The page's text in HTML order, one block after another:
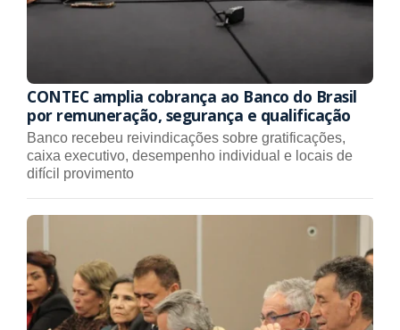
CONTEC amplia cobrança ao Banco do Brasil
por remuneração, segurança e qualificação
Banco recebeu reivindicações sobre gratificações,
caixa executivo, desempenho individual e locais de
difícil provimento